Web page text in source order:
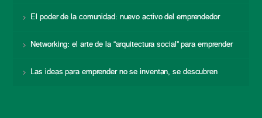
El poder de la comunidad: nuevo activo del emprendedor
Networking: el arte de la “arquitectura social” para emprender
Las ideas para emprender no se inventan, se descubren